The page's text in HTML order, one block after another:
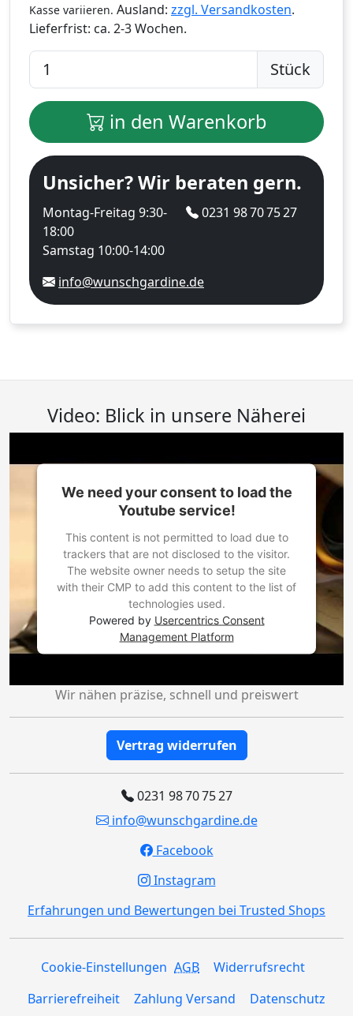
Kasse variieren. Ausland: zzgl. Versandkosten.
Lieferfrist: ca. 2-3 Wochen.
Stück
in den Warenkorb
Unsicher? Wir beraten gern.
Montag-Freitag 9:30-
18:00
Samstag 10:00-14:00
0231 98 70 75 27
info@wunschgardine.de
Video: Blick in unsere Näherei
We need your consent to load the
Youtube service!
This content is not permitted to load due to
trackers that are not disclosed to the visitor.
The website owner needs to setup the site
with their CMP to add this content to the list of
technologies used.
Powered by Usercentrics Consent
Management Platform
Wir nähen präzise, schnell und preiswert
Vertrag widerrufen
0231 98 70 75 27
info@wunschgardine.de
Facebook
Instagram
Erfahrungen und Bewertungen bei Trusted Shops
Cookie-Einstellungen AGB
Widerrufsrecht
Barrierefreiheit
Zahlung Versand Datenschutz